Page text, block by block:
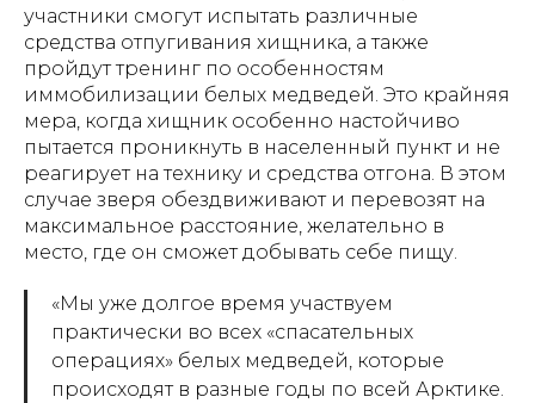
участники смогут испытать различные
средства отпугивания хищника, а также
пройдут тренинг по особенностям
иммобилизации белых медведей. Это крайняя
мера, когда хищник особенно настойчиво
пытается проникнуть в населенный пункт и не
реагирует на технику и средства отгона. В этом
случае зверя обездвиживают и перевозят на
максимальное расстояние, желательно в
место, где он сможет добывать себе пищу.
«Мы уже долгое время участвуем
практически во всех «спасательных
операциях» белых медведей, которые
происходят в разные годы по всей Арктике.